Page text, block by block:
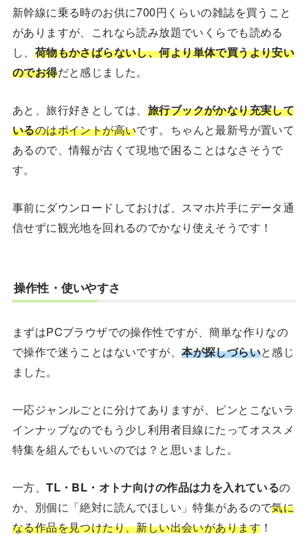
新幹線に乗る時のお供に700円くらいの雑誌を買うこと
がありますが、これなら読み放題でいくらでも読める
し、 荷物もかさばらないし、何より単体で買うより安い
のでお得だと感じました。
あと、旅行好きとしては、 旅行ブックがかなり充実して
いるのはポイントが高いです。ちゃんと最新号が置いて
あるので、情報が古くて現地で困ることはなさそうで
す。
事前にダウンロードしておけば、スマホ片手にデータ通
信せずに観光地を回れるのでかなり使えそうです！
操作性・使いやすさ
まずはPCブラウザでの操作性ですが、簡単な作りなの
で操作で迷うことはないですが、本が探しづらいと感じ
ました。
一応ジャンルごとに分けてありますが、ピンとこないラ
インナップなのでもう少し利用者目線にたってオススメ
特集を組んでもいいのでは？と思いました。
一方、TL・BL・オトナ向けの作品は力を入れているの
か、別個に「絶対に読んでほしい」特集があるので気に
なる作品を見つけたり、新しい出会いがあります！